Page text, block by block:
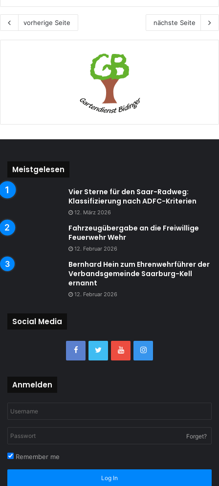
vorherige Seite nächste Seite
Meistgelesen
Vier Sterne für den Saar-Radweg:
Klassifizierung nach ADFC-Kriterien
12. März 2026
Fahrzeugübergabe an die Freiwillige
Feuerwehr Wehr
12. Februar 2026
Bernhard Hein zum Ehrenwehrführer der
Verbandsgemeinde Saarburg-Kell
ernannt
12. Februar 2026
Social Media
Anmelden
Forget?
Remember me
Log In